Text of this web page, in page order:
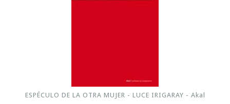
ESPÉCULO DE LA OTRA MUJER - LUCE IRIGARAY - Akal